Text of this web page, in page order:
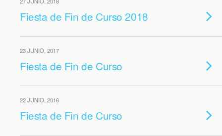
Fiesta de Fin de Curso 2018
23 JUNIO, 2017
Fiesta de Fin de Curso
22 JUNIO, 2016
Fiesta de Fin de Curso